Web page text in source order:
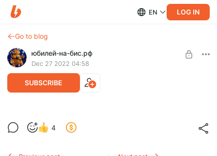
EN LOG IN
Go to blog
юбилей-на-бис.рф
Dec 27 2022 04:58
SUBSCRIBE
15 застольных конкурсов на юбилей,
день рождения, свадьбу – прикольные,
Post is available after purchase
4